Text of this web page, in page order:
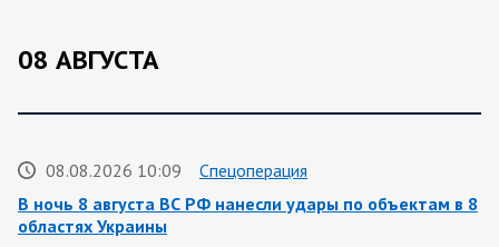
08 АВГУСТА
08.08.2026 10:09
Спецоперация
В ночь 8 августа ВС РФ нанесли удары по объектам в 8
областях Украины